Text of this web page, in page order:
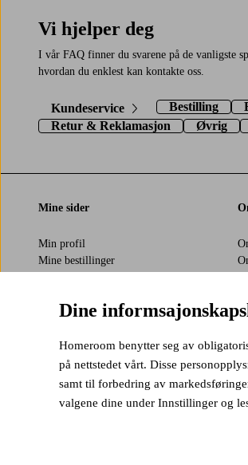
Dine
Homeroom benytter seg av
på nettstedet vårt. Disse
samt til forbedring av
valgene dine under Innstillinger og
Vi hjelper deg
I vår FAQ finner du svarene på de vanligste
hvordan du enklest kan kontakte oss.
Kundeservice Bestilling
Retur & Reklamasjon
Øvrig
Mine sider
Min profil
Mine bestillinger
Mine returer
Sikre betalinger
Vil du vite mer omvåre betalingsalternativer?